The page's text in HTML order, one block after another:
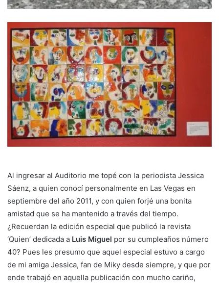
Al ingresar al Auditorio me topé con la periodista Jessica
Sáenz, a quien conocí personalmente en Las Vegas en
septiembre del año 2011, y con quien forjé una bonita
amistad que se ha mantenido a través del tiempo.
¿Recuerdan la edición especial que publicó la revista
‘Quien’ dedicada a Luis Miguel por su cumpleaños número
40? Pues les presumo que aquel especial estuvo a cargo
de mi amiga Jessica, fan de Miky desde siempre, y que por
ende trabajó en aquella publicación con mucho cariño,